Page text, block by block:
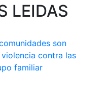
LEIDAS
son
contra las
familiar